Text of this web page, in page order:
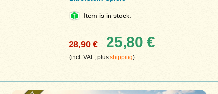
Item is in stock.
28,90 € 25,80 €
(incl. VAT., plusshipping)